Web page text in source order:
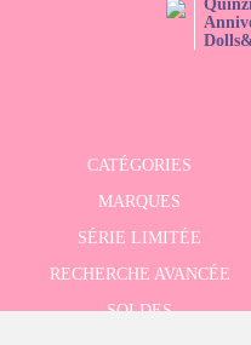
CATÉGORIES
MARQUES
SÉRIE LIMITÉE
RECHERCHE AVANCÉE
SOLDES